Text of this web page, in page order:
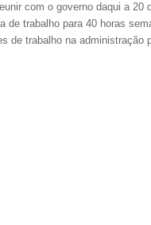
com o governo daqui a
de trabalho para 40 horas
de trabalho na administração